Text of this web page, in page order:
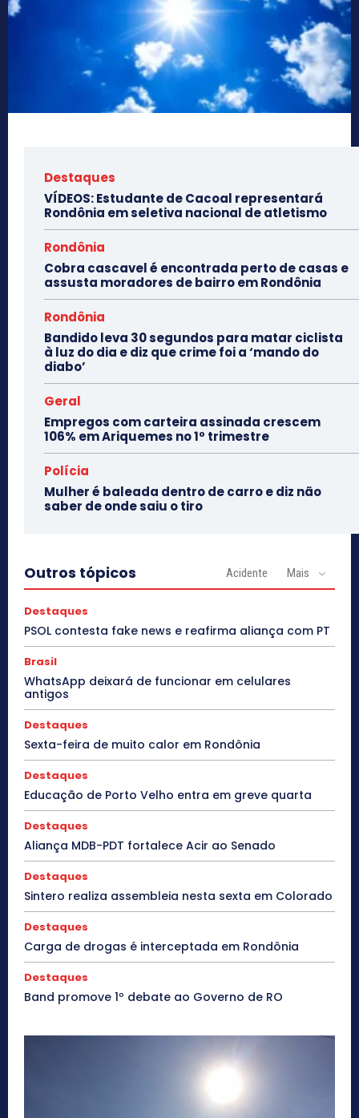
Destaques
VÍDEOS: Estudante de Cacoal representará
Rondônia em seletiva nacional de atletismo
Rondônia
Cobra cascavel é encontrada perto de casas e
assusta moradores de bairro em Rondônia
Rondônia
Bandido leva 30 segundos para matar ciclista
à luz do dia e diz que crime foi a ‘mando do
diabo’
Geral
Empregos com carteira assinada crescem
106% em Ariquemes no 1º trimestre
Polícia
Mulher é baleada dentro de carro e diz não
saber de onde saiu o tiro
Outros tópicos Acidente Mais
Destaques
PSOL contesta fake news e reafirma aliança com PT
Brasil
WhatsApp deixará de funcionar em celulares
antigos
Destaques
Sexta-feira de muito calor em Rondônia
Destaques
Educação de Porto Velho entra em greve quarta
Destaques
Aliança MDB-PDT fortalece Acir ao Senado
Destaques
Sintero realiza assembleia nesta sexta em Colorado
Destaques
Carga de drogas é interceptada em Rondônia
Destaques
Band promove 1º debate ao Governo de RO